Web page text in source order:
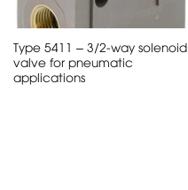
Type 5411 – 3/2-way solenoid
valve for pneumatic
applications